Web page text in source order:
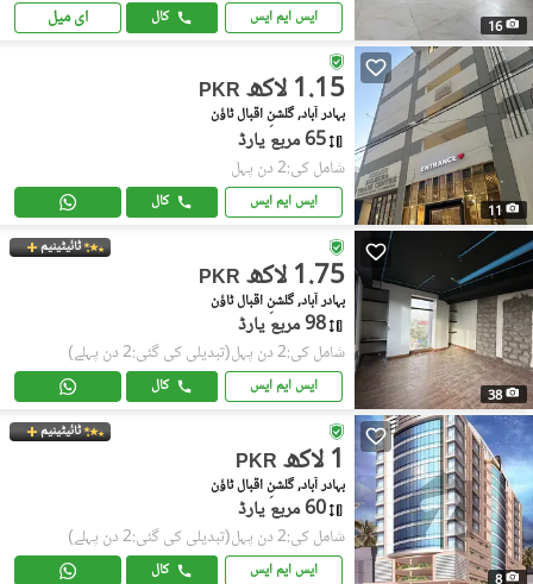
16 ایس ایم ایس کال ای میل
11
PKR 1.15 لاکھ
بہادر آباد, گلشنِ اقبال ٹاؤن
65 مربع یارڈ
شامل کی:2 دن پہل
ایس ایم ایس کال
38
ٹائیٹینیم
PKR 1.75 لاکھ
بہادر آباد, گلشنِ اقبال ٹاؤن
98 مربع یارڈ
شامل کی:2 دن پہل (تبدیلی کی گئی:2 دن پہلے)
ایس ایم ایس کال
ٹائیٹینیم
PKR 1 لاکھ
بہادر آباد, گلشنِ اقبال ٹاؤن
60 مربع یارڈ
شامل کی:2 دن پہل (تبدیلی کی گئی:2 دن پہلے)
ایس ایم ایس کال